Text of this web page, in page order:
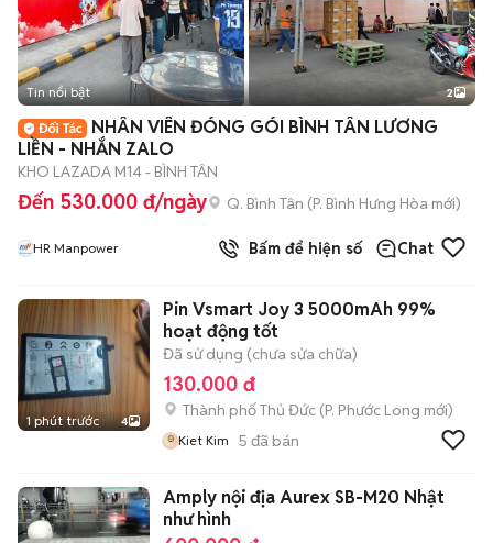
Tin nổi bật 2
NHÂN VIÊN ĐÓNG GÓI BÌNH TÂN LƯƠNG
LIỀN - NHẮN ZALO
KHO LAZADA M14 - BÌNH TÂN
Đến 530.000 đ/ngày Q. Bình Tân (P. Bình Hưng Hòa mới)
HR Manpower Bấm để hiện số Chat
1 phút trước 4
Pin Vsmart Joy 3 5000mAh 99%
hoạt động tốt
Đã sử dụng (chưa sửa chữa)
130.000 đ
Thành phố Thủ Đức (P. Phước Long mới)
Kiet Kim 5 đã bán
Amply nội địa Aurex SB-M20 Nhật
như hình